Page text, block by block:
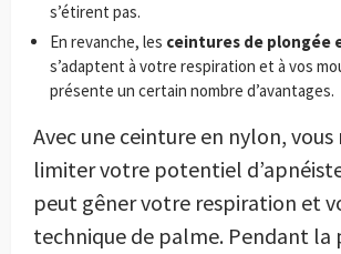
s’étirent pas.
En revanche, les ceintures de plongée
s’adaptent à votre respiration et à vos
présente un certain nombre d’avantages.
Avec une ceinture en nylon, vous
limiter votre potentiel
peut gêner votre respiration et
technique de palme. Pendant la